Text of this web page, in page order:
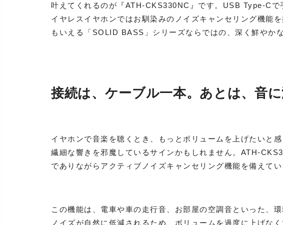
叶えてくれるのが『ATH-CKS330NC』です。USB Type-Cで
イヤレスイヤホンではお馴染みのノイズキャンセリング機能
もいえる「SOLID BASS」シリーズならではの、深く鮮やか
接続は、ケーブル一本。あとは、音
イヤホンで音楽を聴くとき、もっとボリュームを上げたいと
繊細な響きを邪魔しているサインかもしれません。ATH-
でありながらアクティブノイズキャンセリング機能を備えてい
この機能は、電車や車の走行音、お部屋の空調音といった、
ノイズが自然に低減されるため、ボリュームを過度に上げな